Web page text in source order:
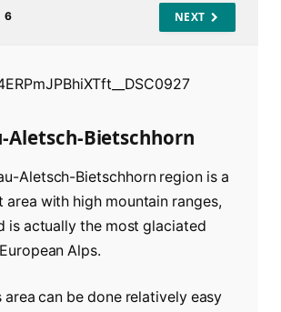
6 NEXT
Aletsch-Bietschhorn
Aletsch-Bietschhorn region is a
area with high mountain ranges,
is actually the most glaciated
Alps.
can be done relatively easy